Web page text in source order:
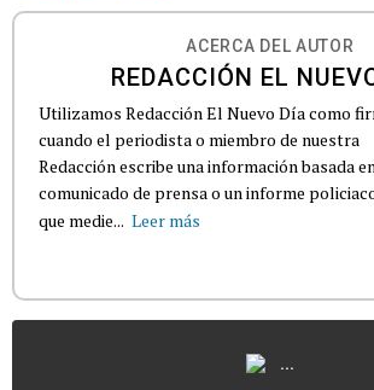
ACERCA DEL AUTOR
REDACCIÓN EL
Utilizamos Redacción El Nuevo Día como
cuando el periodista o miembro de nuestra
Redacción escribe una información basada
comunicado de prensa o un informe
que medie... Leer más
...